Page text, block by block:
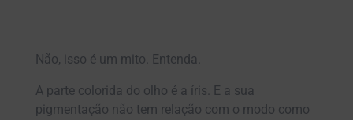
Não, isso é um mito. Entenda.
A parte colorida do olho é a íris. E a sua
pigmentação não tem relação com o modo como